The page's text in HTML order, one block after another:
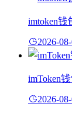
imtoken钱
2026-
imToken
2026-